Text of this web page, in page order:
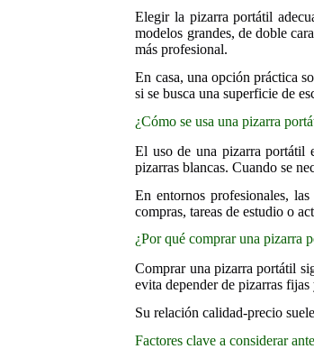
Elegir la pizarra portátil
modelos grandes, de doble
más profesional.
En casa, una opción práctica
si se busca una superficie de
¿Cómo se usa una pizarra
El uso de una pizarra portátil
pizarras blancas. Cuando se
En entornos profesionales,
compras, tareas de estudio o
¿Por qué comprar una pizarra
Comprar una pizarra portátil
evita depender de pizarras
Su relación calidad-precio
Factores clave a considerar